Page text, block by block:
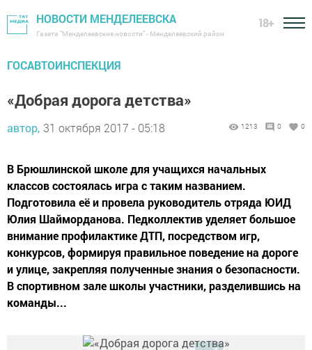
НОВОСТИ МЕНДЕЛЕЕВСКА
Газета "Менделеевские новости" - Менделеевский район
18+
ГОСАВТОИНСПЕКЦИЯ
«Добрая дорога детства»
автор, 31 октября 2017 - 05:18 1213 0 0
В Брюшлинской школе для учащихся начальных
классов состоялась игра с таким названием.
Подготовила её и провела руководитель отряда ЮИД
Юлия Шайморданова. Педколлектив уделяет большое
внимание профилактике ДТП, посредством игр,
конкурсов, формируя правильное поведение на дороге
и улице, закрепляя полученные знания о безопасности.
В спортивном зале школы участники, разделившись на
команды...